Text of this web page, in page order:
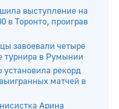
Курочкина
турнире
Сиане
выступление на
в Торонто, проиграв